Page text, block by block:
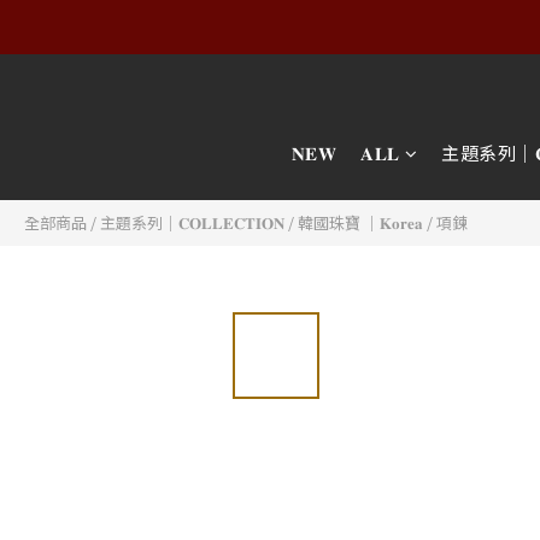
𝐍𝐄𝐖 𝐀𝐋𝐋 主題系列
全部商品 / 主題系列｜𝐂𝐎𝐋𝐋𝐄𝐂𝐓𝐈𝐎𝐍 /韓國珠寶 │𝐊𝐨𝐫𝐞𝐚 /項鍊